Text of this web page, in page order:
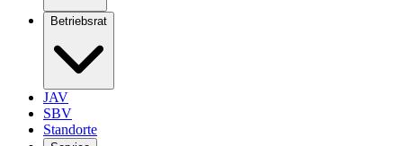
Betriebsrat
JAV
SBV
Standorte